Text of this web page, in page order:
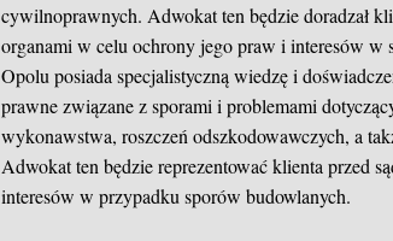
cywilnoprawnych. Adwokat ten będzie doradzał
organami w celu ochrony jego praw i interesów
Opolu posiada specjalistyczną wiedzę i
prawne związane z sporami i problemami
wykonawstwa, roszczeń odszkodowawczych, a
Adwokat ten będzie reprezentować klienta przed
interesów w przypadku sporów budowlanych.